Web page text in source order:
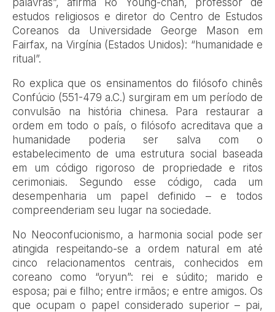
estudos religiosos e diretor do Centro de Estudos
Coreanos da Universidade George Mason em
Fairfax, na Virgínia (Estados Unidos): “humanidade e
ritual”.
Ro explica que os ensinamentos do filósofo chinês
Confúcio (551-479 a.C.) surgiram em um período de
convulsão na história chinesa. Para restaurar a
ordem em todo o país, o filósofo acreditava que a
humanidade poderia ser salva com o
estabelecimento de uma estrutura social baseada
em um código rigoroso de propriedade e ritos
cerimoniais. Segundo esse código, cada um
desempenharia um papel definido – e todos
compreenderiam seu lugar na sociedade.
No Neoconfucionismo, a harmonia social pode ser
atingida respeitando-se a ordem natural em até
cinco relacionamentos centrais, conhecidos em
coreano como “oryun”: rei e súdito; marido e
esposa; pai e filho; entre irmãos; e entre amigos. Os
que ocupam o papel considerado superior – pai,